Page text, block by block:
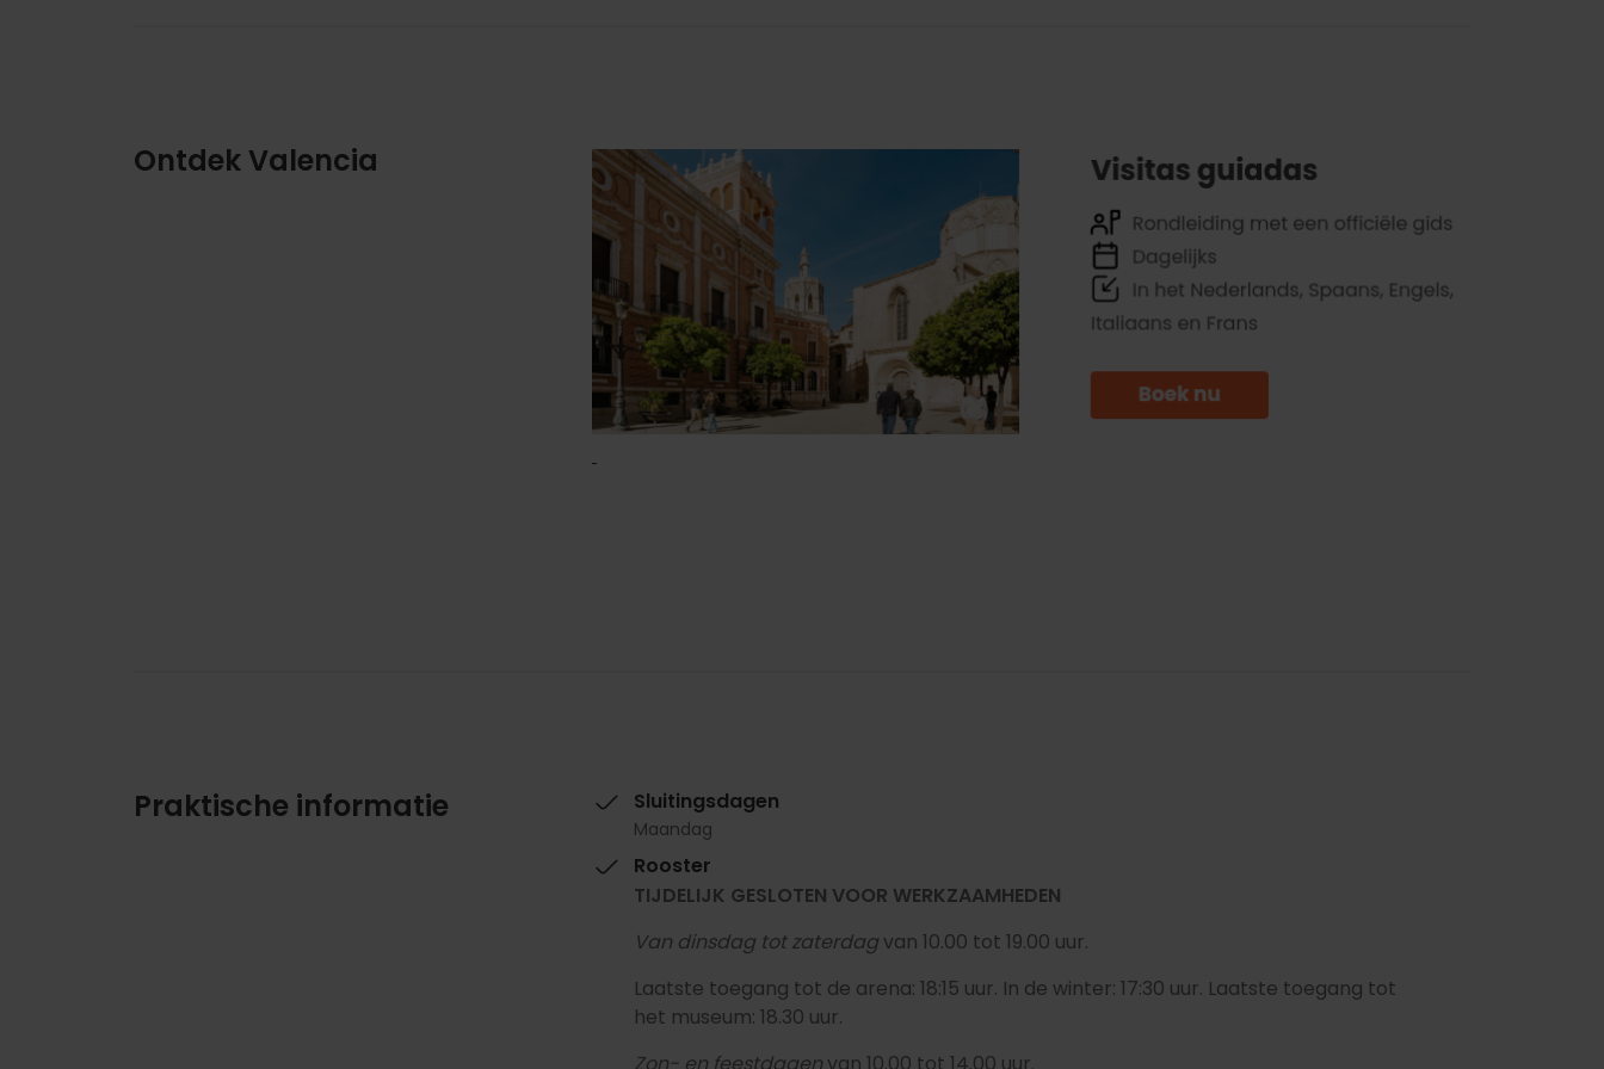
Ontdek Valencia
Praktische informatie Sluitingsdagen
Maandag
Rooster
TIJDELIJK GESLOTEN VOOR WERKZAAMHEDEN
Van dinsdag tot zaterdag van 10.00 tot 19.00 uur.
Laatste toegang tot de arena: 18:15 uur. In de winter: 17:30 uur. Laatste toegang tot
het museum: 18.30 uur.